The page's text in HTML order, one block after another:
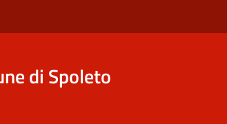
di Spoleto